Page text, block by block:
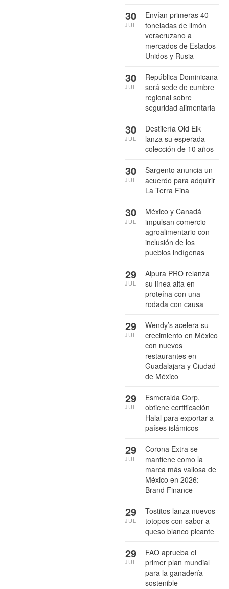
Envían primeras 40
toneladas de limón
veracruzano a
mercados de Estados
Unidos y Rusia
30
JUL
República Dominicana
será sede de cumbre
regional sobre
seguridad alimentaria
30
JUL
Destilería Old Elk
lanza su esperada
colección de 10 años
30
JUL
Sargento anuncia un
acuerdo para adquirir
La Terra Fina
30
JUL
México y Canadá
impulsan comercio
agroalimentario con
inclusión de los
pueblos indígenas
30
JUL
Alpura PRO relanza
su línea alta en
proteína con una
rodada con causa
29
JUL
Wendy’s acelera su
crecimiento en México
con nuevos
restaurantes en
Guadalajara y Ciudad
de México
29
JUL
Esmeralda Corp.
obtiene certificación
Halal para exportar a
países islámicos
29
JUL
Corona Extra se
mantiene como la
marca más valiosa de
México en 2026:
Brand Finance
29
JUL
Tostitos lanza nuevos
totopos con sabor a
queso blanco picante
29
JUL
FAO aprueba el
primer plan mundial
para la ganadería
sostenible
29
JUL